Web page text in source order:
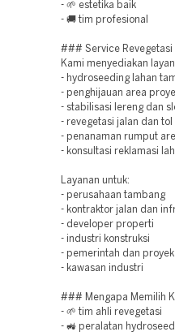
- 🌱 estetika baik
- 🚚 tim profesional
### Service Revegetasi
Kami menyediakan
- hydroseeding lahan
- penghijauan area
- stabilisasi lereng dan
- revegetasi jalan dan tol
- penanaman rumput
- konsultasi reklamasi
Layanan untuk:
- perusahaan tambang
- kontraktor jalan dan
- developer properti
- industri konstruksi
- pemerintah dan
- kawasan industri
### Mengapa Memilih
- 🌱 tim ahli revegetasi
- 🚜 peralatan